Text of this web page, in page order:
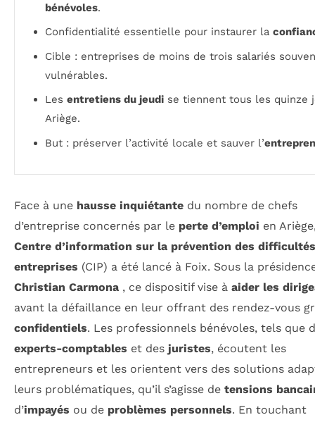
bénévoles.
Confidentialité essentielle pour instaurer la
Cible : entreprises de moins de trois salariés
vulnérables.
Les entretiens du jeudi se tiennent tous les quinze
Ariège.
But : préserver l’activité locale et sauver l’
Face à une hausse inquiétante du nombre de chefs
d’entreprise concernés par le perte d’emploi en
Centre d’information sur la prévention des
entreprises (CIP) a été lancé à Foix. Sous la
Christian Carmona , ce dispositif vise à aider les
avant la défaillance en leur offrant des rendez-vous
confidentiels. Les professionnels bénévoles, tels que
experts-comptables et des juristes, écoutent les
entrepreneurs et les orientent vers des solutions
leurs problématiques, qu’il s’agisse de tensions
d’impayés ou de problèmes personnels. En touchant